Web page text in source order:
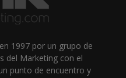
1997 por un grupo de
del Marketing con el
punto de encuentro y